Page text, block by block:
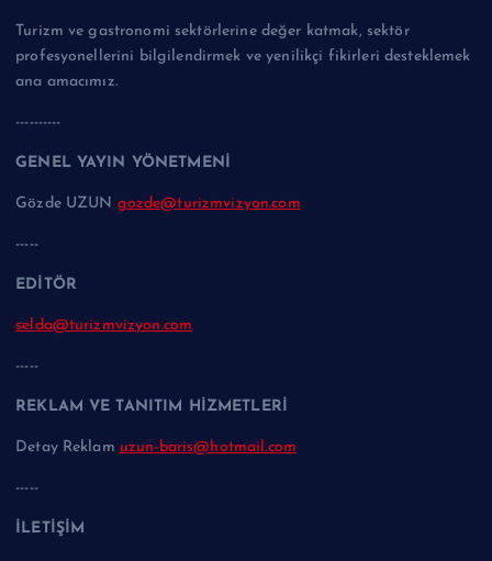
Turizm ve gastronomi sektörlerine değer katmak, sektör
profesyonellerini bilgilendirmek ve yenilikçi fikirleri desteklemek
ana amacımız.
----------
GENEL YAYIN YÖNETMENİ
Gözde UZUN gozde@turizmvizyon.com
-----
EDİTÖR
selda@turizmvizyon.com
-----
REKLAM VE TANITIM HİZMETLERİ
Detay Reklam uzun-baris@hotmail.com
-----
İLETİŞİM